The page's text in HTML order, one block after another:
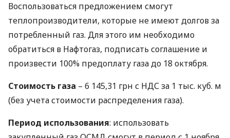
Воспользоваться предложением смогут
теплопроизводители, которые не имеют долгов за
потребленный газ. Для этого им необходимо
обратиться в Нафтогаз, подписать соглашение и
произвести 100% предоплату газа до 18 октября.
Стоимость газа – 6 145,31 грн с НДСза 1 тыс. куб. м
(без учета стоимости распределения газа).
Период использования: использовать